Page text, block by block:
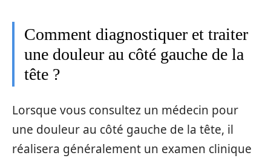
Comment diagnostiquer et traiter
une douleur au côté gauche de la
tête ?
Lorsque vous consultez un médecin pour
une douleur au côté gauche de la tête, il
réalisera généralement un examen clinique